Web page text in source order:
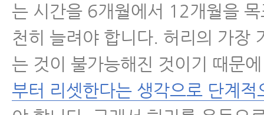
는 시간을 6개월에서 12개월을
천히 늘려야 합니다. 허리의 가장
는 것이 불가능해진 것이기 때문
부터 리셋한다는 생각으로 단계적